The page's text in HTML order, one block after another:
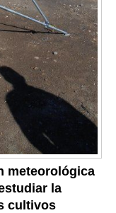
meteorológica
la
cultivos